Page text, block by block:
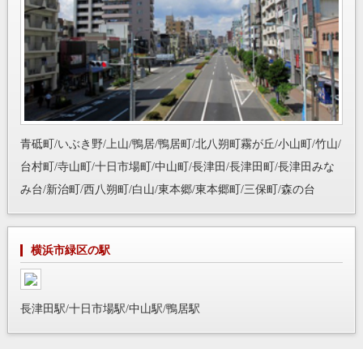
青砥町/いぶき野/上山/鴨居/鴨居町/北八朔町霧が丘/小山町/竹山/
台村町/寺山町/十日市場町/中山町/長津田/長津田町/長津田みな
み台/新治町/西八朔町/白山/東本郷/東本郷町/三保町/森の台
横浜市緑区の駅
長津田駅/十日市場駅/中山駅/鴨居駅